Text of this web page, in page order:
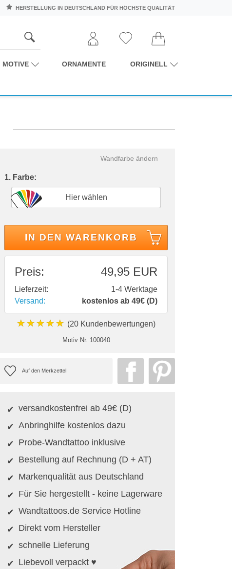
HERSTELLUNG IN DEUTSCHLAND FÜR HÖCHSTE QUALITÄT
MOTIVE ORNAMENTE ORIGINELL
Wandfarbe ändern
1. Farbe:
Hier wählen
IN DEN WARENKORB
Preis: 49,95 EUR
Lieferzeit:
1-4 Werktage
Versand:
kostenlos ab 49€ (D)
★★★★★ (20 Kundenbewertungen)
Motiv Nr. 100040
versandkostenfrei ab 49€ (D)
Anbringhilfe kostenlos dazu
Probe-Wandtattoo inklusive
Bestellung auf Rechnung (D + AT)
Markenqualität aus Deutschland
Für Sie hergestellt - keine Lagerware
Wandtattoos.de Service Hotline
Direkt vom Hersteller
schnelle Lieferung
Liebevoll verpackt ♥